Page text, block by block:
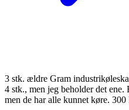
3 stk. ældre Gram
4 stk., men jeg beholder det
men de har alle kunnet køre.